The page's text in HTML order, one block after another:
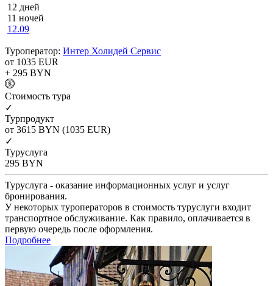
12 дней
11 ночей
12.09
Туроператор: Интер Холидей Сервис
от 1035 EUR
+ 295 BYN
Cтоимость тура
✓
Турпродукт
от 3615 BYN (1035 EUR)
✓
Туруслуга
295 BYN
Туруслуга - оказание информационных услуг и услуг
бронирования.
У некоторых туроператоров в стоимость туруслуги входит
транспортное обслуживание. Как правило, оплачивается в
первую очередь после оформления.
Подробнее